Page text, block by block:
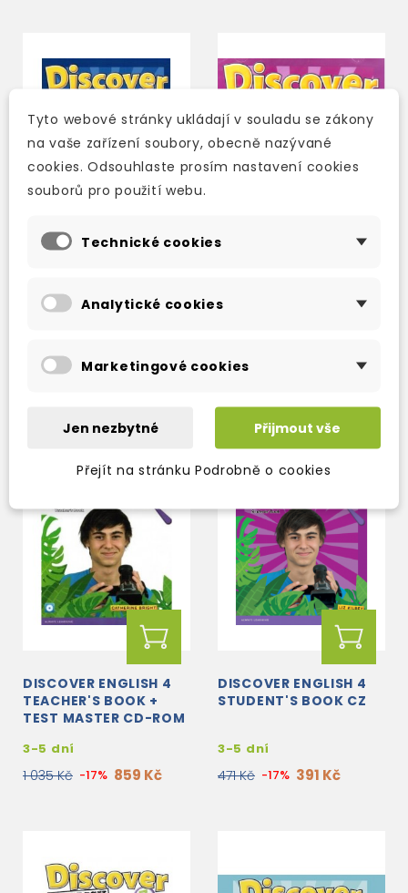
STUDENT'S BOOK CZ
449 Kč -17% 373 Kč
CLASS CDS
786 Kč
DISCOVER ENGLISH 4
TEACHER'S BOOK +
TEST MASTER CD-ROM
3-5 dní
1 035 Kč -17% 859 Kč
DISCOVER ENGLISH 4
STUDENT'S BOOK CZ
3-5 dní
471 Kč -17% 391 Kč
Tyto webové stránky ukládají v souladu se zákony
na vaše zařízení soubory, obecně nazývané
cookies. Odsouhlaste prosím nastavení cookies
souborů pro použití webu.
Technické cookies
Analytické cookies
Marketingové cookies
Jen nezbytné Přijmout vše
Přejít na stránku Podrobně o cookies